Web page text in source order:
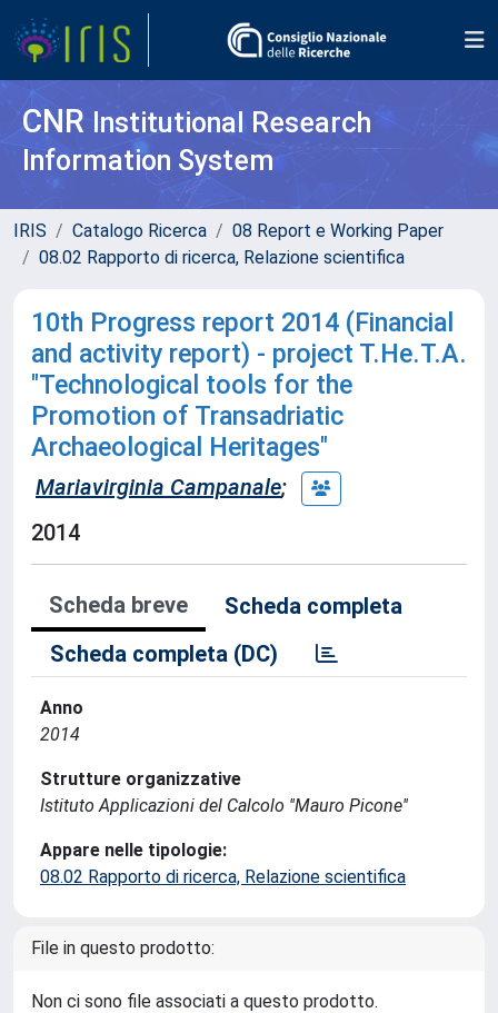
CNR Institutional Research
Information System
IRIS Catalogo Ricerca
08 Report e Working Paper
08.02 Rapporto di ricerca, Relazione scientifica
10th Progress report 2014 (Financial
and activity report) - project T.He.T.A.
"Technological tools for the
Promotion of Transadriatic
Archaeological Heritages"
Mariavirginia Campanale;
2014
Scheda breve
Scheda completa
Scheda completa (DC)
Anno
2014
Strutture organizzative
Istituto Applicazioni del Calcolo ''Mauro Picone''
Appare nelle tipologie:
08.02 Rapporto di ricerca, Relazione scientifica
File in questo prodotto:
Non ci sono file associati a questo prodotto.